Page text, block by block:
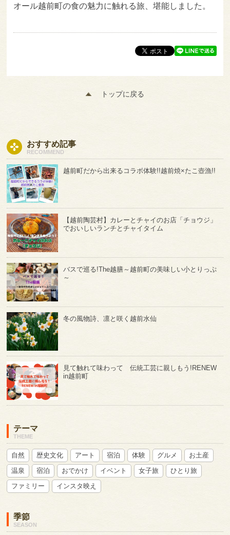
オール越前町の食の魅力に触れる旅、堪能しました。
トップに戻る
おすすめ記事
RECOMMEND
越前町だから出来るコラボ体験!!越前焼×たこ壺漁!!
【越前陶芸村】カレーとチャイのお店「チョウジ」
でおいしいランチとチャイタイム
バスで巡る!The越膳～越前町の美味しい小とりっぷ
～
冬の風物詩、凛と咲く越前水仙
見て触れて味わって 伝統工芸に親しもう!RENEW
in越前町
テーマ
THEME
自然 歴史文化 アート 宿泊 体験 グルメ
お土産
温泉
宿泊 おでかけ イベント 女子旅
ひとり旅
ファミリー
インスタ映え
季節
SEASON